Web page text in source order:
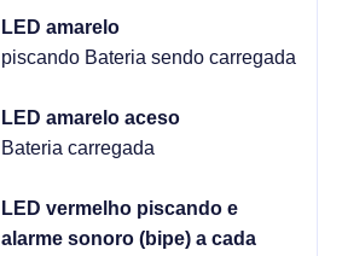
LED amarelo
piscando Bateria sendo carregada
LED amarelo aceso
Bateria carregada
LED vermelho piscando e
alarme sonoro (bipe) a cada